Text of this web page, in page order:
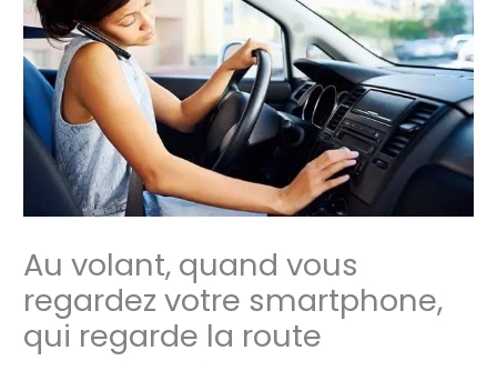
Au volant, quand vous
regardez votre smartphone,
qui regarde la route